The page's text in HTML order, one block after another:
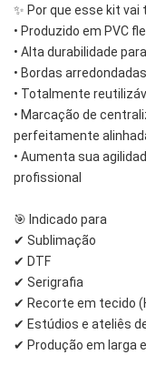
✨ Por que esse kit
• Produzido em PVC
• Alta durabilidade
• Bordas
• Totalmente
• Marcação de
perfeitamente
• Aumenta sua
profissional
🎯 Indicado para
✔ Sublimação
✔ DTF
✔ Serigrafia
✔ Recorte em tecido
✔ Estúdios e ateliês
✔ Produção em larga